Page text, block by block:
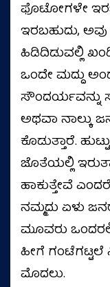
ಫೊಟೋಗಳೇ
ಇರಬಹುದು,
ಹಿಡಿದಿಡುವಲ್ಲಿ
ಒಂದೇ ಮದ್ದು
ಸೌಂದರ್ಯವನ್ನು
ಅಥವಾ ನಾಲ್ಕು
ಕೊಡುತ್ತಾರೆ.
ಜೊತೆಯಲ್ಲಿ
ಹಾಕುತ್ತೇವೆ
ನಮ್ಮದು ಏಳು
ಮೂವರು ಒಂದರಲ್ಲಿ
ಹೀಗೆ
ಮೊದಲು.